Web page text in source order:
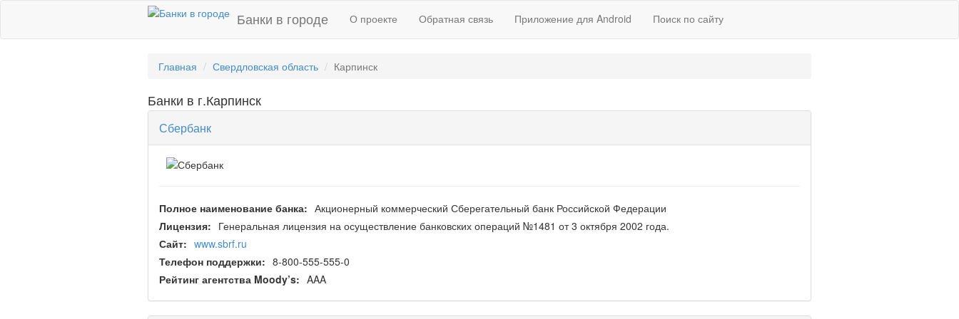
Банки в городе О проекте Обратная связь Приложение для Android Поиск по сайту
Главная Свердловская область Карпинск
Банки в г.Карпинск
Сбербанк
Полное наименование банка: Акционерный коммерческий Сберегательный банк Российской Федерации
Лицензия: Генеральная лицензия на осуществление банковских операций №1481 от 3 октября 2002 года.
Сайт: www.sbrf.ru
Телефон поддержки: 8-800-555-555-0
Рейтинг агентства Moody’s: AAA